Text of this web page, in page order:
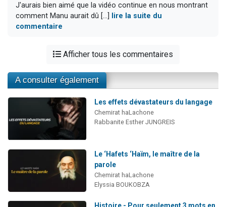
J'aurais bien aimé que la vidéo continue en nous montrant
comment Manu aurait dû [...]
lire la suite du
commentaire
Afficher tous les commentaires
A consulter également
Les effets dévastateurs du langage
Chemirat haLachone
Rabbanite Esther JUNGREIS
Le ‘Hafets ‘Haïm, le maître de la
parole
Chemirat haLachone
Elyssia BOUKOBZA